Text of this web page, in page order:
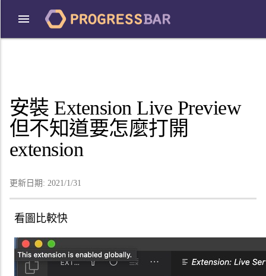
安裝 Extension Live Preview
但不知道要怎麼打開
extension
更新日期: 2021/1/31
看圖比較快